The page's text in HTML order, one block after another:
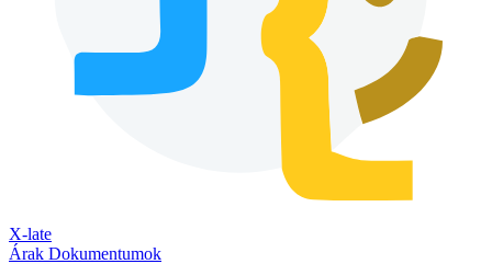
X-late
Árak Dokumentumok